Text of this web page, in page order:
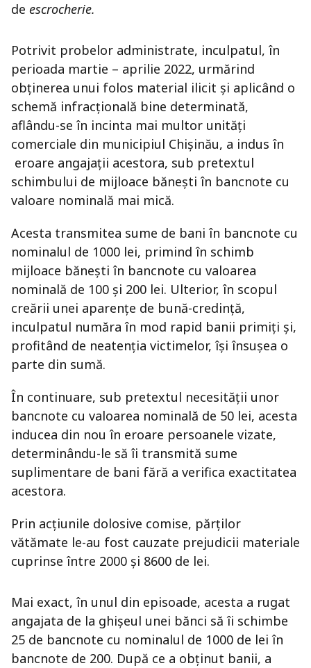
de escrocherie.
Potrivit probelor administrate, inculpatul, în
perioada martie – aprilie 2022, urmărind
obținerea unui folos material ilicit și aplicând o
schemă infracțională bine determinată,
aflându-se în incinta mai multor unități
comerciale din municipiul Chișinău, a indus în
eroare angajații acestora, sub pretextul
schimbului de mijloace bănești în bancnote cu
valoare nominală mai mică.
Acesta transmitea sume de bani în bancnote cu
nominalul de 1000 lei, primind în schimb
mijloace bănești în bancnote cu valoarea
nominală de 100 și 200 lei. Ulterior, în scopul
creării unei aparențe de bună-credință,
inculpatul număra în mod rapid banii primiți și,
profitând de neatenția victimelor, își însușea o
parte din sumă.
În continuare, sub pretextul necesității unor
bancnote cu valoarea nominală de 50 lei, acesta
inducea din nou în eroare persoanele vizate,
determinându-le să îi transmită sume
suplimentare de bani fără a verifica exactitatea
acestora.
Prin acțiunile dolosive comise, părților
vătămate le-au fost cauzate prejudicii materiale
cuprinse între 2000 și 8600 de lei.
Mai exact, în unul din episoade, acesta a rugat
angajata de la ghișeul unei bănci să îi schimbe
25 de bancnote cu nominalul de 1000 de lei în
bancnote de 200. După ce a obținut banii, a